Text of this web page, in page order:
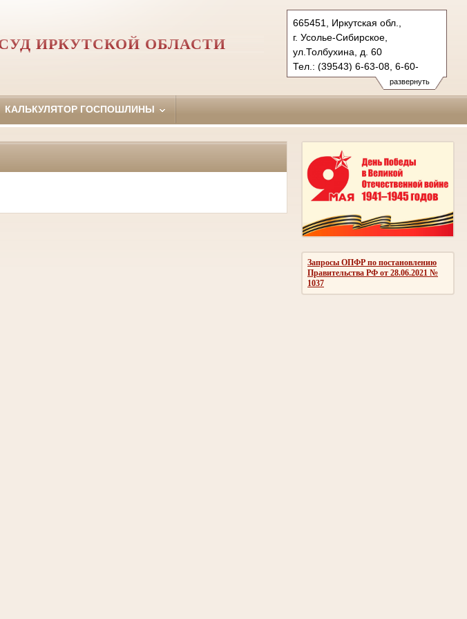
развернуть
665451, Иркутская обл.,
г. Усолье-Сибирское,
ул.Толбухина, д. 60
Тел.: (39543) 6-63-08, 6-60-
59 (ф.)
usolsky.irk@sudrf.ru
ИРКУТСКОЙ ОБЛАСТИ
КАЛЬКУЛЯТОР ГОСПОШЛИНЫ
Запросы ОПФР по постановлению
Правительства РФ от 28.06.2021 №
1037